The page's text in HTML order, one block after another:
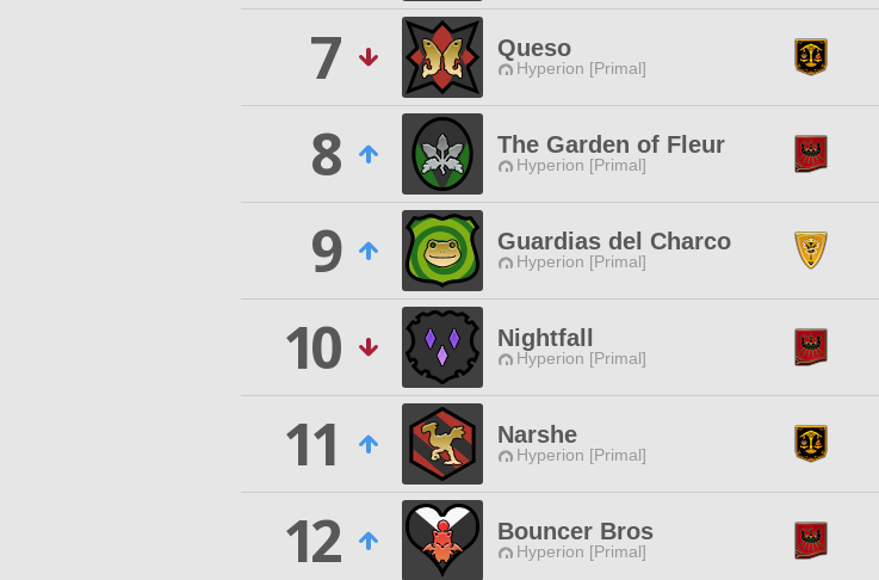
7
Queso
Hyperion [Primal]
8
The Garden of Fleur
Hyperion [Primal]
9
Guardias del Charco
Hyperion [Primal]
10
Nightfall
Hyperion [Primal]
11
Narshe
Hyperion [Primal]
12
Bouncer Bros
Hyperion [Primal]